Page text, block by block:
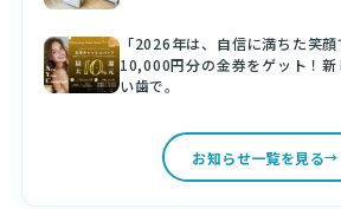
「2026年は、自信に満ちた笑
10,000円分の金券をゲット！新
い歯で。
お知らせ一覧を見る